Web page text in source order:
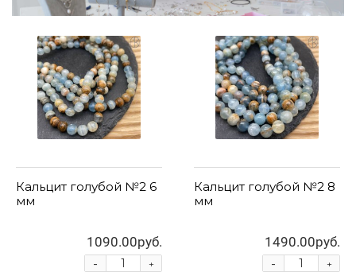
Кальцит голубой №2 6
мм
1090.00руб.
+
-
Кальцит голубой №2 8
мм
1490.00руб.
+
-